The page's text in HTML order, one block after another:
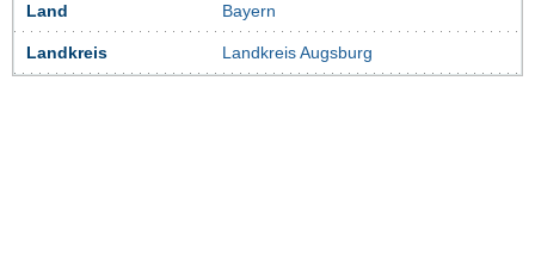
Land Bayern
Landkreis Landkreis Augsburg